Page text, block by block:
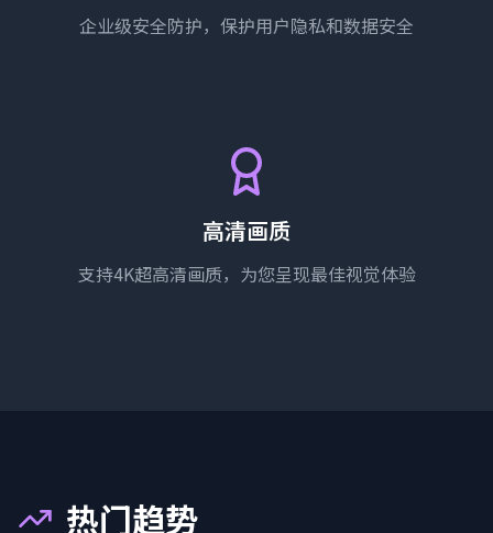
企业级安全防护，保护用户隐私和数据安全
高清画质
支持4K超高清画质，为您呈现最佳视觉体验
热门趋势